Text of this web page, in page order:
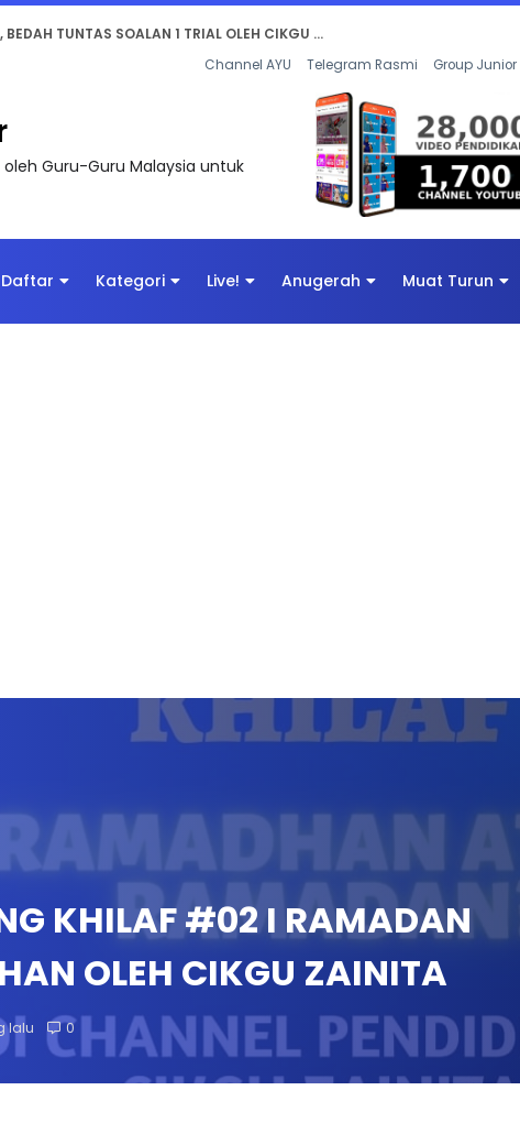
DIGITAL PENYELAMAT DUNIA
Channel AYU Telegram Rasmi Group Junior
Guru-Guru Malaysia untuk
Daftar Kategori Live! Anugerah Muat Turun
KHILAF #02 I RAMADAN
OLEH CIKGU ZAINITA
lalu 0